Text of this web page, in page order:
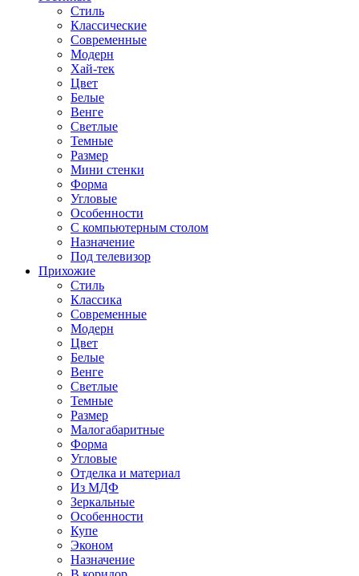
Стиль
Классические
Современные
Модерн
Хай-тек
Цвет
Белые
Венге
Светлые
Темные
Размер
Мини стенки
Форма
Угловые
Особенности
С компьютерным столом
Назначение
Под телевизор
Прихожие
Стиль
Классика
Современные
Модерн
Цвет
Белые
Венге
Светлые
Темные
Размер
Малогабаритные
Форма
Угловые
Отделка и материал
Из МДФ
Зеркальные
Особенности
Купе
Эконом
Назначение